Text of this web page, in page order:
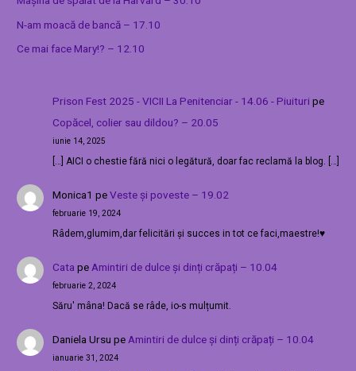
N-am moacă de bancă – 17.10
Ce mai face Mary!? – 12.10
Prison Fest 2025 - VICII La Penitenciar - 14.06 - Piuituripe
Copăcel, colier sau dildou? – 20.05
iunie 14, 2025
[…] AICI o chestie fără nici o legătură, doar fac reclamă la blog. […]
Monica1 peVeste și poveste – 19.02
februarie 19, 2024
Râdem,glumim,dar felicitări și succes in tot ce faci,maestre!♥️
Cata pe Amintiri de dulce și dinți crăpați – 10.04
februarie 2, 2024
Săru' mâna! Dacă se râde, io-s mulțumit.
Daniela Ursu pe Amintiri de dulce și dinți crăpați – 10.04
ianuarie 31, 2024